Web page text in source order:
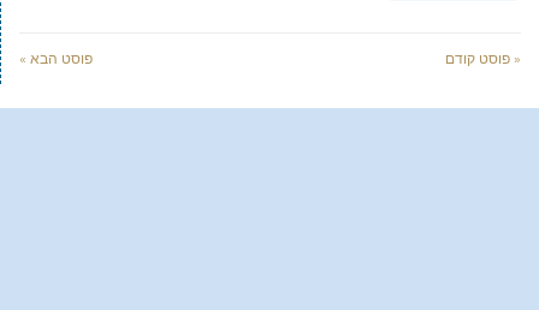
« פוסט קודם פוסט הבא »